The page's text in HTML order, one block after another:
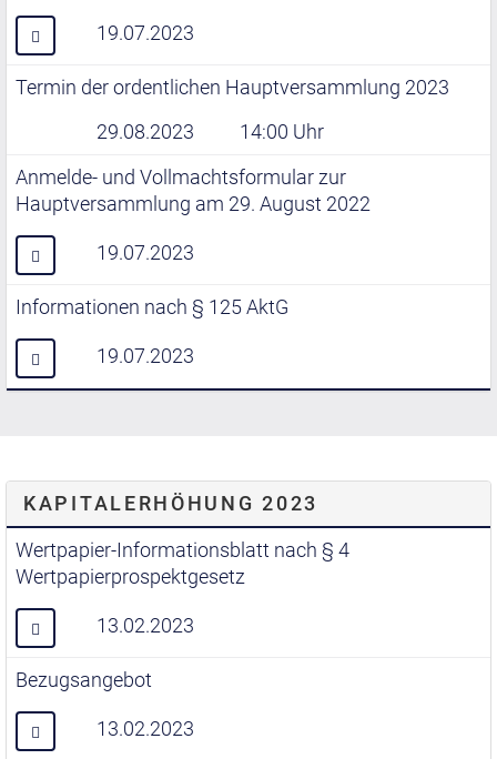
19.07.2023
Termin der ordentlichen Hauptversammlung 2023
29.08.2023
14:00 Uhr
Anmelde- und Vollmachtsformular zur
Hauptversammlung am 29. August 2022
19.07.2023
Informationen nach § 125 AktG
19.07.2023
KAPITALERHÖHUNG 2023
Wertpapier-Informationsblatt nach § 4
Wertpapierprospektgesetz
13.02.2023
Bezugsangebot
13.02.2023